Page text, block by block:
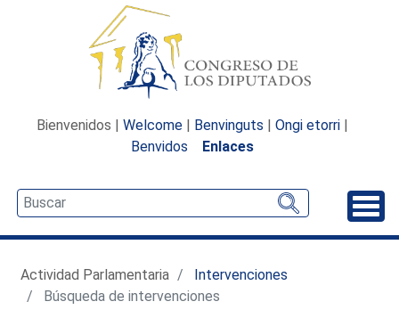
Bienvenidos | Welcome | Benvinguts | Ongi etorri |
Benvidos
Enlaces
Actividad Parlamentaria
Intervenciones
Búsqueda de intervenciones